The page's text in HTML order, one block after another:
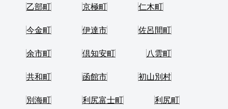
乙部町 京極町 仁木町
今金町 伊達市 佐呂間町
余市町 倶知安町 八雲町
共和町 函館市 初山別村
別海町 利尻富士町 利尻町